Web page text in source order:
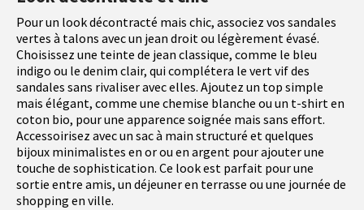
Pour un look décontracté mais chic, associez vos sandales
vertes à talons avec un jean droit ou légèrement évasé.
Choisissez une teinte de jean classique, comme le bleu
indigo ou le denim clair, qui complétera le vert vif des
sandales sans rivaliser avec elles. Ajoutez un top simple
mais élégant, comme une chemise blanche ou un t-shirt en
coton bio, pour une apparence soignée mais sans effort.
Accessoirisez avec un sac à main structuré et quelques
bijoux minimalistes en or ou en argent pour ajouter une
touche de sophistication. Ce look est parfait pour une
sortie entre amis, un déjeuner en terrasse ou une journée de
shopping en ville.